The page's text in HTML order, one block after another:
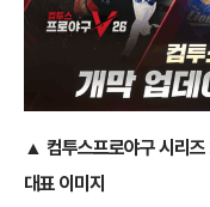
▲ 컴투스프로야구 시리
대표 이미지